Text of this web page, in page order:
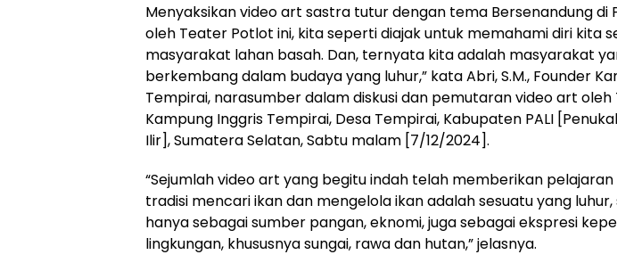
Menyaksikan video art sastra tutur dengan tema Bersenandung di
oleh Teater Potlot ini, kita seperti diajak untuk memahami diri kita
masyarakat lahan basah. Dan, ternyata kita adalah masyarakat
berkembang dalam budaya yang luhur,” kata Abri, S.M., Founder
Tempirai, narasumber dalam diskusi dan pemutaran video art
Kampung Inggris Tempirai, Desa Tempirai, Kabupaten PALI
Ilir], Sumatera Selatan, Sabtu malam [7/12/2024].
“Sejumlah video art yang begitu indah telah memberikan pelajaran
tradisi mencari ikan dan mengelola ikan adalah sesuatu yang
hanya sebagai sumber pangan, eknomi, juga sebagai ekspresi
lingkungan, khususnya sungai, rawa dan hutan,” jelasnya.